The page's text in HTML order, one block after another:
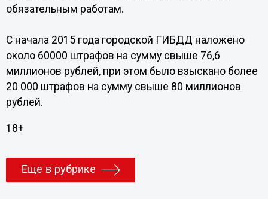
обязательным работам.
С начала 2015 года городской ГИБДД наложено
около 60000 штрафов на сумму свыше 76,6
миллионов рублей, при этом было взыскано более
20 000 штрафов на сумму свыше 80 миллионов
рублей.
18+
Еще в рубрике